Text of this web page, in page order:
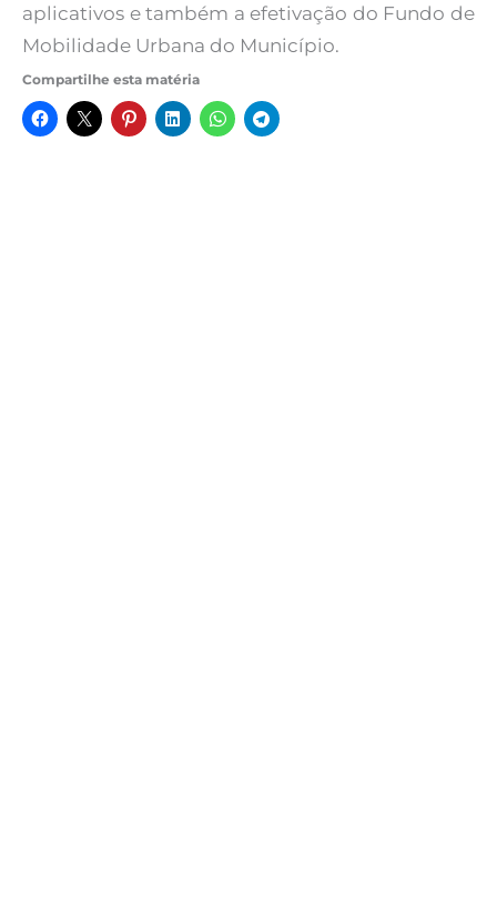
aplicativos e também a efetivação do Fundo de
Mobilidade Urbana do Município.
Compartilhe esta matéria